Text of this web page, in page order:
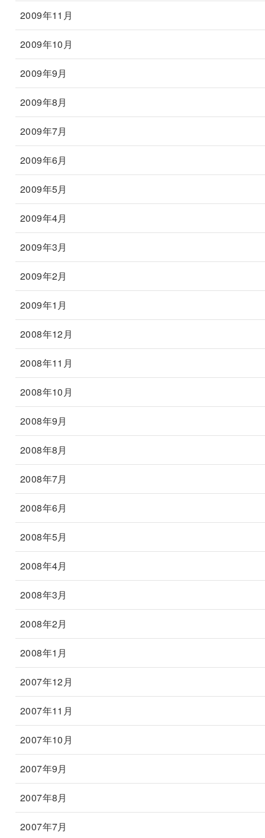
2009年11月
2009年10月
2009年9月
2009年8月
2009年7月
2009年6月
2009年5月
2009年4月
2009年3月
2009年2月
2009年1月
2008年12月
2008年11月
2008年10月
2008年9月
2008年8月
2008年7月
2008年6月
2008年5月
2008年4月
2008年3月
2008年2月
2008年1月
2007年12月
2007年11月
2007年10月
2007年9月
2007年8月
2007年7月